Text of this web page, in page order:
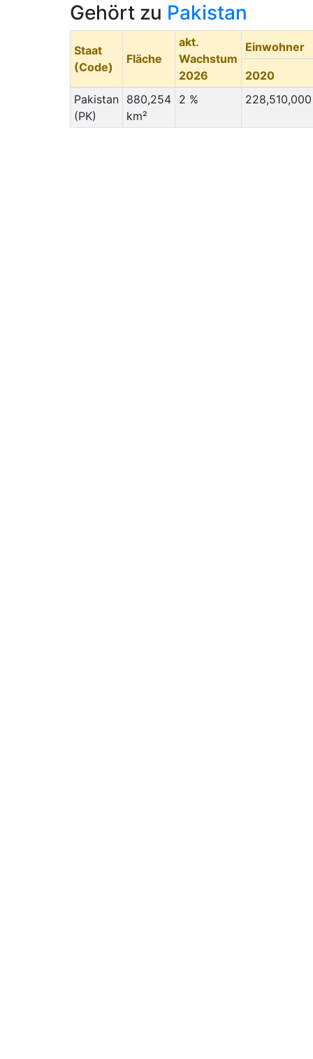
Gehört zu Pakistan
Staat
(Code)
Fläche
akt.
Wachstum
2026
Einwohner
2020
Pakistan
(PK)
880,254
km²
2 % 228,510,000